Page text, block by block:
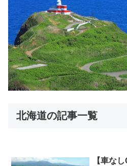
北海道の記事一覧
【車な